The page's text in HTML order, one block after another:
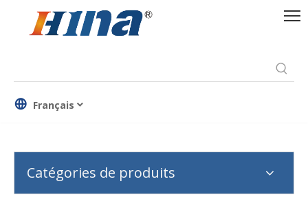
Français
Catégories de produits